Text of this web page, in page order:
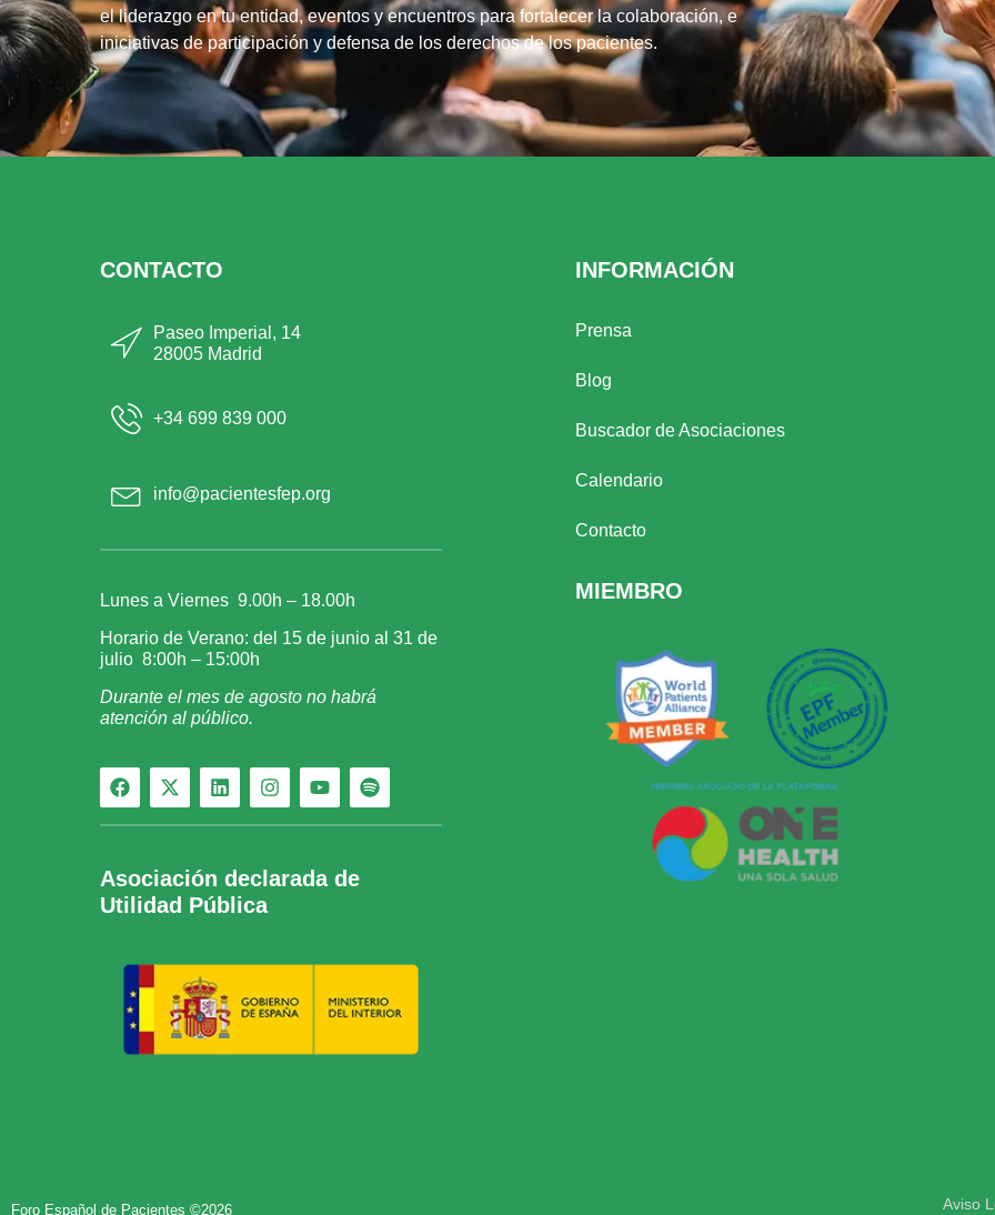
el liderazgo en tu entidad, eventos y encuentros para fortalecer la colaboración, e
iniciativas de participación y defensa de los derechos de los pacientes.
CONTACTO
Paseo Imperial, 14
28005 Madrid
+34 699 839 000
info@pacientesfep.org
Lunes a Viernes 9.00h – 18.00h
Horario de Verano: del 15 de junio al 31 de
julio 8:00h – 15:00h
Durante el mes de agosto no habrá
atención al público.
Asociación declarada de
Utilidad Pública
INFORMACIÓN
Prensa
Blog
Buscador de Asociaciones
Calendario
Contacto
MIEMBRO
Foro Español de Pacientes ©2026 Aviso